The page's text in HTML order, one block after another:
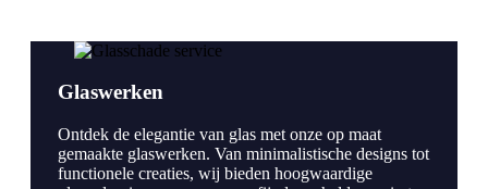
Glaswerken
Ontdek de elegantie van glas met onze op maat
gemaakte glaswerken. Van minimalistische designs tot
functionele creaties, wij bieden hoogwaardige